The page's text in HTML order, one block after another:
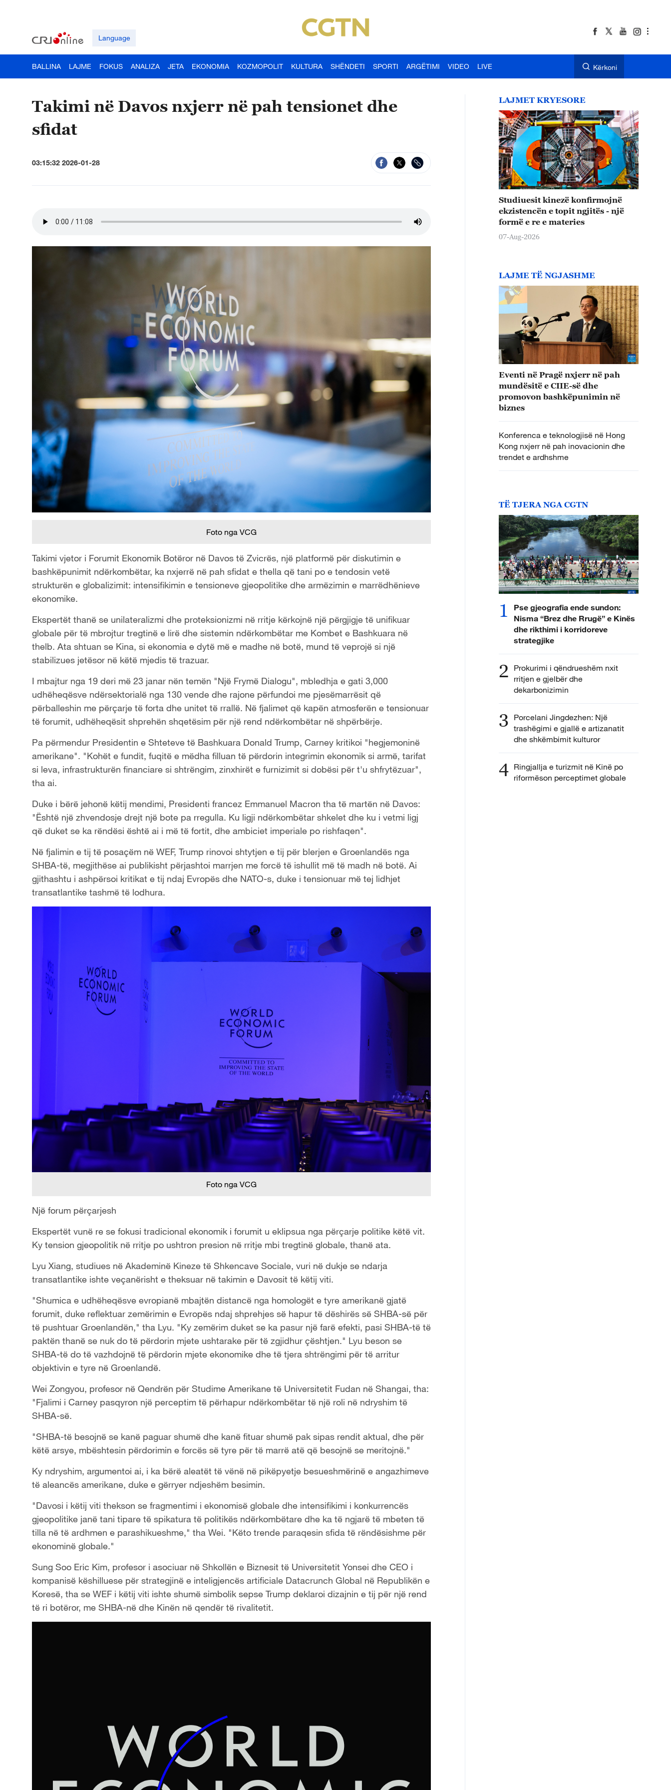
Language
BALLINA LAJME FOKUS ANALIZA JETA EKONOMIA KOZMOPOLIT KULTURA SHËNDETI SPORTI ARGËTIMI VIDEO LIVE Kërkoni
Takimi në Davos nxjerr në pah tensionet dhe
sfidat
03:15:32 2026-01-28
Foto nga VCG
Takimi vjetor i Forumit Ekonomik Botëror në Davos të Zvicrës, një platformë për diskutimin e
bashkëpunimit ndërkombëtar, ka nxjerrë në pah sfidat e thella që tani po e tendosin vetë
strukturën e globalizimit: intensifikimin e tensioneve gjeopolitike dhe armëzimin e marrëdhënieve
ekonomike.
Ekspertët thanë se unilateralizmi dhe proteksionizmi në rritje kërkojnë një përgjigje të unifikuar
globale për të mbrojtur tregtinë e lirë dhe sistemin ndërkombëtar me Kombet e Bashkuara në
thelb. Ata shtuan se Kina, si ekonomia e dytë më e madhe në botë, mund të veprojë si një
stabilizues jetësor në këtë mjedis të trazuar.
I mbajtur nga 19 deri më 23 janar nën temën "Një Frymë Dialogu", mbledhja e gati 3,000
udhëheqësve ndërsektorialë nga 130 vende dhe rajone përfundoi me pjesëmarrësit që
përballeshin me përçarje të forta dhe unitet të rrallë. Në fjalimet që kapën atmosferën e tensionuar
të forumit, udhëheqësit shprehën shqetësim për një rend ndërkombëtar në shpërbërje.
Pa përmendur Presidentin e Shteteve të Bashkuara Donald Trump, Carney kritikoi "hegjemoninë
amerikane". "Kohët e fundit, fuqitë e mëdha filluan të përdorin integrimin ekonomik si armë, tarifat
si leva, infrastrukturën financiare si shtrëngim, zinxhirët e furnizimit si dobësi për t'u shfrytëzuar",
tha ai.
Duke i bërë jehonë këtij mendimi, Presidenti francez Emmanuel Macron tha të martën në Davos:
"Është një zhvendosje drejt një bote pa rregulla. Ku ligji ndërkombëtar shkelet dhe ku i vetmi ligj
që duket se ka rëndësi është ai i më të fortit, dhe ambiciet imperiale po rishfaqen".
Në fjalimin e tij të posaçëm në WEF, Trump rinovoi shtytjen e tij për blerjen e Groenlandës nga
SHBA-të, megjithëse ai publikisht përjashtoi marrjen me forcë të ishullit më të madh në botë. Ai
gjithashtu i ashpërsoi kritikat e tij ndaj Evropës dhe NATO-s, duke i tensionuar më tej lidhjet
transatlantike tashmë të lodhura.
Foto nga VCG
Një forum përçarjesh
Ekspertët vunë re se fokusi tradicional ekonomik i forumit u eklipsua nga përçarje politike këtë vit.
Ky tension gjeopolitik në rritje po ushtron presion në rritje mbi tregtinë globale, thanë ata.
Lyu Xiang, studiues në Akademinë Kineze të Shkencave Sociale, vuri në dukje se ndarja
transatlantike ishte veçanërisht e theksuar në takimin e Davosit të këtij viti.
"Shumica e udhëheqësve evropianë mbajtën distancë nga homologët e tyre amerikanë gjatë
forumit, duke reflektuar zemërimin e Evropës ndaj shprehjes së hapur të dëshirës së SHBA-së për
të pushtuar Groenlandën," tha Lyu. "Ky zemërim duket se ka pasur një farë efekti, pasi SHBA-të të
paktën thanë se nuk do të përdorin mjete ushtarake për të zgjidhur çështjen." Lyu beson se
SHBA-të do të vazhdojnë të përdorin mjete ekonomike dhe të tjera shtrëngimi për të arritur
objektivin e tyre në Groenlandë.
Wei Zongyou, profesor në Qendrën për Studime Amerikane të Universitetit Fudan në Shangai, tha:
"Fjalimi i Carney pasqyron një perceptim të përhapur ndërkombëtar të një roli në ndryshim të
SHBA-së.
"SHBA-të besojnë se kanë paguar shumë dhe kanë fituar shumë pak sipas rendit aktual, dhe për
këtë arsye, mbështesin përdorimin e forcës së tyre për të marrë atë që besojnë se meritojnë."
Ky ndryshim, argumentoi ai, i ka bërë aleatët të vënë në pikëpyetje besueshmërinë e angazhimeve
të aleancës amerikane, duke e gërryer ndjeshëm besimin.
"Davosi i këtij viti thekson se fragmentimi i ekonomisë globale dhe intensifikimi i konkurrencës
gjeopolitike janë tani tipare të spikatura të politikës ndërkombëtare dhe ka të ngjarë të mbeten të
tilla në të ardhmen e parashikueshme," tha Wei. "Këto trende paraqesin sfida të rëndësishme për
ekonominë globale."
Sung Soo Eric Kim, profesor i asociuar në Shkollën e Biznesit të Universitetit Yonsei dhe CEO i
kompanisë këshilluese për strategjinë e inteligjencës artificiale Datacrunch Global në Republikën e
Koresë, tha se WEF i këtij viti ishte shumë simbolik sepse Trump deklaroi dizajnin e tij për një rend
të ri botëror, me SHBA-në dhe Kinën në qendër të rivalitetit.
LAJMET KRYESORE
Studiuesit kinezë konfirmojnë
ekzistencën e topit ngjitës - një
formë e re e materies
07-Aug-2026
LAJME TË NGJASHME
Eventi në Pragë nxjerr në pah
mundësitë e CIIE-së dhe
promovon bashkëpunimin në
biznes
Konferenca e teknologjisë në Hong
Kong nxjerr në pah inovacionin dhe
trendet e ardhshme
TË TJERA NGA CGTN
1
Pse gjeografia ende sundon:
Nisma “Brez dhe Rrugë” e Kinës
dhe rikthimi i korridoreve
strategjike
2 Prokurimi i qëndrueshëm nxit
rritjen e gjelbër dhe
dekarbonizimin
3 Porcelani Jingdezhen: Një
trashëgimi e gjallë e artizanatit
dhe shkëmbimit kulturor
4 Ringjallja e turizmit në Kinë po
riformëson perceptimet globale